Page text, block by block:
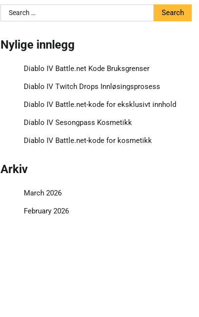
Search
for:
Nylige innlegg
Diablo IV Battle.net Kode Bruksgrenser
Diablo IV Twitch Drops Innløsingsprosess
Diablo IV Battle.net-kode for eksklusivt innhold
Diablo IV Sesongpass Kosmetikk
Diablo IV Battle.net-kode for kosmetikk
Arkiv
March 2026
February 2026